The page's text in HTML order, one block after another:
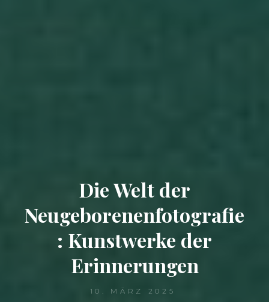
Die Welt der
Neugeborenenfotografie
: Kunstwerke der
Erinnerungen
10. MÄRZ 2025